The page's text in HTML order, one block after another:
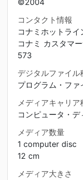
©2004
コンタクト情報
コナミホットラ
コナミ カスタマ
573
デジタルファイル
プログラム・ファ
メディアキャリア
コンピュータ・デ
メディア数量
1 computer disc
12 cm
メディア大きさ